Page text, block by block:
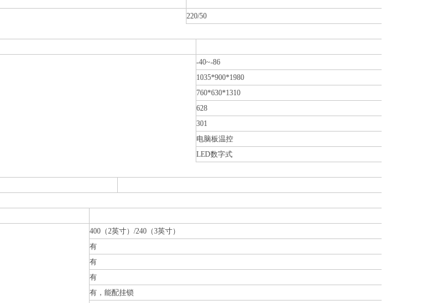
220/50
-40~-86
1035*900*1980
760*630*1310
628
301
电脑板温控
LED数字式
400（2英寸）/240（3英寸）
有
有
有
有，能配挂锁